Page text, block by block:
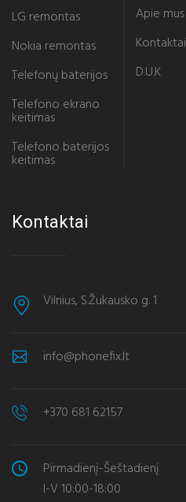
LG remontas
Nokia remontas
Telefonų baterijos
Telefono ekrano
keitimas
Telefono baterijos
keitimas
Apie mus
Kontaktai
D.U.K
Kontaktai
Vilnius, S.Žukausko g. 1
info@phonefix.lt
+370 681 62157
Pirmadienį-Šeštadienį
I-V 10:00-18:00